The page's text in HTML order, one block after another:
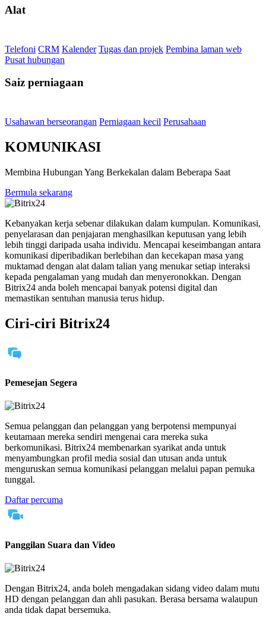
Alat
Telefoni CRM Kalender Tugas dan projek Pembina laman web
Pusat hubungan
Saiz perniagaan
Usahawan berseorangan Perniagaan kecil Perusahaan
KOMUNIKASI
Membina Hubungan Yang Berkekalan dalam Beberapa Saat
Bermula sekarang
Kebanyakan kerja sebenar dilakukan dalam kumpulan. Komunikasi,
penyelarasan dan penjajaran menghasilkan keputusan yang lebih
lebih tinggi daripada usaha individu. Mencapai keseimbangan antara
komunikasi diperibadikan berlebihan dan kecekapan masa yang
muktamad dengan alat dalam talian yang menukar setiap interaksi
kepada pengalaman yang mudah dan menyeronokkan. Dengan
Bitrix24 anda boleh mencapai banyak potensi digital dan
memastikan sentuhan manusia terus hidup.
Ciri-ciri Bitrix24
Pemesejan Segera
Semua pelanggan dan pelanggan yang berpotensi mempunyai
keutamaan mereka sendiri mengenai cara mereka suka
berkomunikasi. Bitrix24 membenarkan syarikat anda untuk
menyambungkan profil media sosial dan utusan anda untuk
menguruskan semua komunikasi pelanggan melalui papan pemuka
tunggal.
Daftar percuma
Panggilan Suara dan Video
Dengan Bitrix24, anda boleh mengadakan sidang video dalam mutu
HD dengan pelanggan dan ahli pasukan. Berasa bersama walaupun
anda tidak dapat bersemuka.